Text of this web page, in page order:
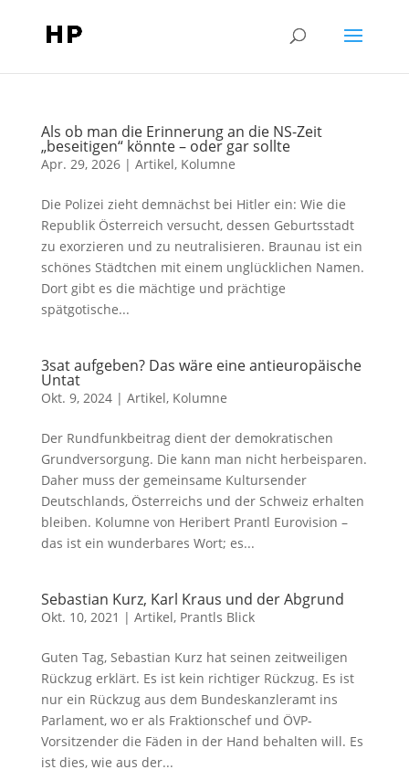
Als ob man die Erinnerung an die NS-Zeit
„beseitigen“ könnte – oder gar sollte
Apr. 29, 2026| Artikel, Kolumne
Die Polizei zieht demnächst bei Hitler ein: Wie die
Republik Österreich versucht, dessen Geburtsstadt
zu exorzieren und zu neutralisieren. Braunau ist ein
schönes Städtchen mit einem unglücklichen Namen.
Dort gibt es die mächtige und prächtige
spätgotische...
3sat aufgeben? Das wäre eine antieuropäische
Untat
Okt. 9, 2024| Artikel, Kolumne
Der Rundfunkbeitrag dient der demokratischen
Grundversorgung. Die kann man nicht herbeisparen.
Daher muss der gemeinsame Kultursender
Deutschlands, Österreichs und der Schweiz erhalten
bleiben. Kolumne von Heribert Prantl Eurovision –
das ist ein wunderbares Wort; es...
Sebastian Kurz, Karl Kraus und der Abgrund
Okt. 10, 2021 | Artikel, Prantls Blick
Guten Tag, Sebastian Kurz hat seinen zeitweiligen
Rückzug erklärt. Es ist kein richtiger Rückzug. Es ist
nur ein Rückzug aus dem Bundeskanzleramt ins
Parlament, wo er als Fraktionschef und ÖVP-
Vorsitzender die Fäden in der Hand behalten will. Es
ist dies, wie aus der...